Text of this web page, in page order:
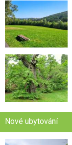
Nové ubytování